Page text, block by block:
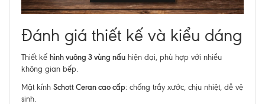
Đánh giá thiết kế và kiểu dáng
Thiết kế hình vuông 3 vùng nấu hiện đại, phù hợp với nhiều
không gian bếp.
Mặt kính Schott Ceran cao cấp: chống trầy xước, chịu nhiệt, dễ vệ
sinh.